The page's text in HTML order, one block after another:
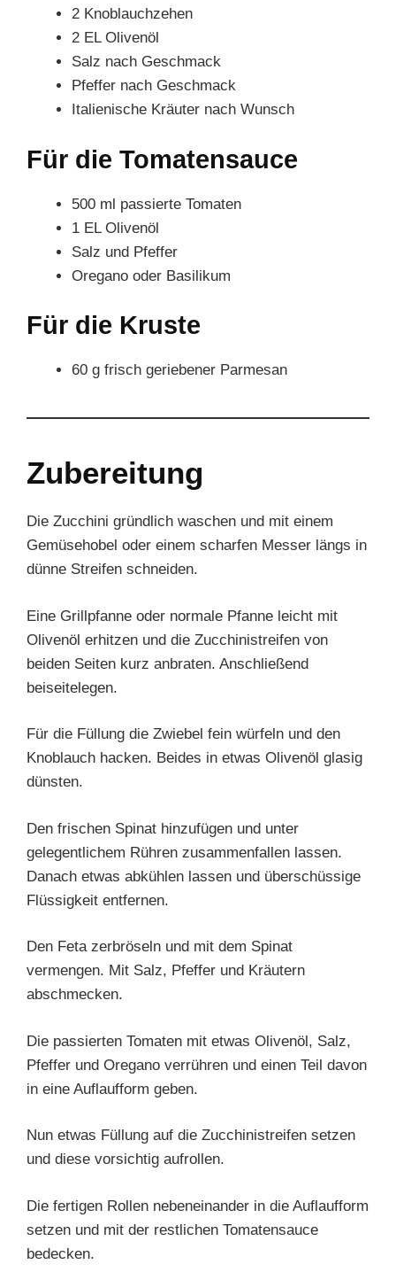
2 Knoblauchzehen
2 EL Olivenöl
Salz nach Geschmack
Pfeffer nach Geschmack
Italienische Kräuter nach Wunsch
Für die Tomatensauce
500 ml passierte Tomaten
1 EL Olivenöl
Salz und Pfeffer
Oregano oder Basilikum
Für die Kruste
60 g frisch geriebener Parmesan
Zubereitung
Die Zucchini gründlich waschen und mit einem
Gemüsehobel oder einem scharfen Messer längs in
dünne Streifen schneiden.
Eine Grillpfanne oder normale Pfanne leicht mit
Olivenöl erhitzen und die Zucchinistreifen von
beiden Seiten kurz anbraten. Anschließend
beiseitelegen.
Für die Füllung die Zwiebel fein würfeln und den
Knoblauch hacken. Beides in etwas Olivenöl glasig
dünsten.
Den frischen Spinat hinzufügen und unter
gelegentlichem Rühren zusammenfallen lassen.
Danach etwas abkühlen lassen und überschüssige
Flüssigkeit entfernen.
Den Feta zerbröseln und mit dem Spinat
vermengen. Mit Salz, Pfeffer und Kräutern
abschmecken.
Die passierten Tomaten mit etwas Olivenöl, Salz,
Pfeffer und Oregano verrühren und einen Teil davon
in eine Auflaufform geben.
Nun etwas Füllung auf die Zucchinistreifen setzen
und diese vorsichtig aufrollen.
Die fertigen Rollen nebeneinander in die Auflaufform
setzen und mit der restlichen Tomatensauce
bedecken.